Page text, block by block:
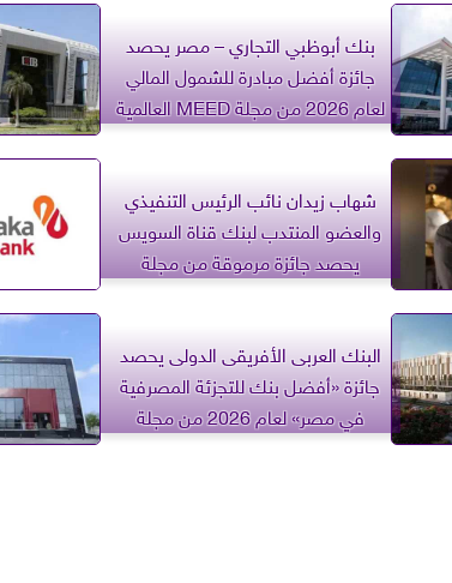
بنك أبوظبي التجاري – مصر يحصد
جائزة أفضل مبادرة للشمول المالي
لعام 2026 من مجلة MEED العالمية
شهاب زيدان نائب الرئيس التنفيذي
والعضو المنتدب لبنك قناة السويس
يحصد جائزة مرموقة من مجلة
MEED العالمية
البنك العربى الأفريقى الدولى يحصد
جائزة «أفضل بنك للتجزئة المصرفية
في مصر» لعام 2026 من مجلة
MEED العالمية